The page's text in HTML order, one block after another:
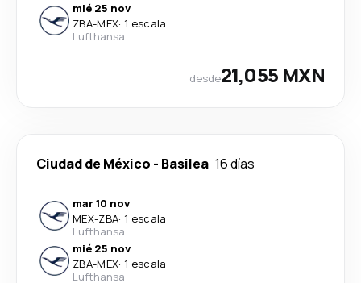
mié 25 nov
ZBA-MEX· 1 escala
Lufthansa
desde21,055 MXN
Ciudad de México - Basilea 16 días
mar 10 nov
MEX-ZBA· 1 escala
Lufthansa
mié 25 nov
ZBA-MEX· 1 escala
Lufthansa